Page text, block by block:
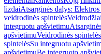
lizdaiAtsarginės dalys:
veidrodinės spintelėsVeidrodžiai
integruotu apšvietimu
apšvietimuVeidrodinės spintelės
spintelėsSu integruotu
apšvietimuBe integruoto